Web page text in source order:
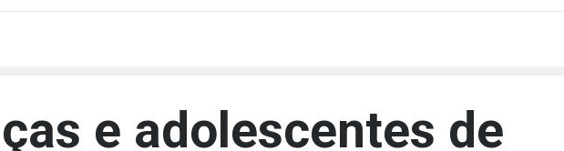
e adolescentes de